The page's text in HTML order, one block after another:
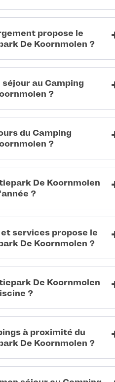
propose le
De Koornmolen ?
au Camping
?
du Camping
?
De Koornmolen
?
services propose le
De Koornmolen ?
De Koornmolen
?
à proximité du
De Koornmolen ?